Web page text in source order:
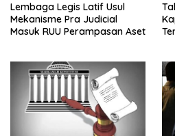
Lembaga Legis Latif Usul
Mekanisme Pra Judicial
Masuk RUU Perampasan Aset